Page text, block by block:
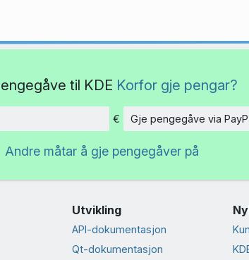
til KDE Korfor gje pengar?
Beløp
€ Gje pengegåve via
Andre måtar å gje pengegåver på
Utvikling
API-dokumentasjon
Qt-dokumentasjon